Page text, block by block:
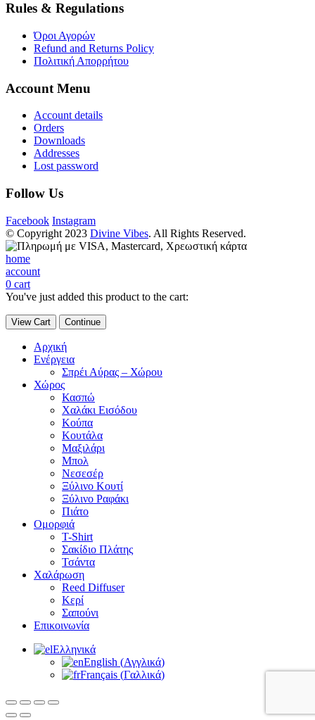
Rules & Regulations
Όροι Αγορών
Refund and Returns Policy
Πολιτική Απορρήτου
Account Menu
Account details
Orders
Downloads
Addresses
Lost password
Follow Us
Facebook Instagram
© Copyright 2023 Divine Vibes. All Rights Reserved.
home
account
0 cart
You've just added this product to the cart:
View Cart Continue
Αρχική
Ενέργεια
Σπρέι Αύρας – Χώρου
Χώρος
Κασπώ
Χαλάκι Εισόδου
Κούπα
Κουτάλα
Μαξιλάρι
Μπολ
Νεσεσέρ
Ξύλινο Κουτί
Ξύλινο Ραφάκι
Πιάτο
Ομορφιά
T-Shirt
Σακίδιο Πλάτης
Τσάντα
Χαλάρωση
Reed Diffuser
Κερί
Σαπούνι
Επικοινωνία
Ελληνικά
English (Αγγλικά)
Français (Γαλλικά)